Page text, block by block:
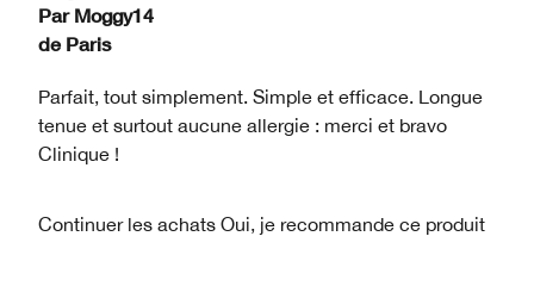
Par Moggy14
de Paris
Parfait, tout simplement. Simple et efficace. Longue
tenue et surtout aucune allergie : merci et bravo
Clinique !
Continuer les achats Oui, je recommande ce produit